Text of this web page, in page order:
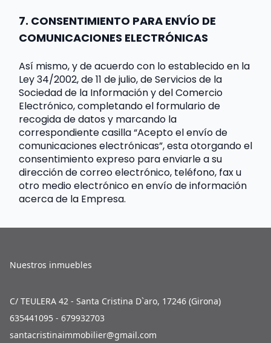
7. CONSENTIMIENTO PARA ENVÍO DE
COMUNICACIONES ELECTRÓNICAS
Así mismo, y de acuerdo con lo establecido en la
Ley 34/2002, de 11 de julio, de Servicios de la
Sociedad de la Información y del Comercio
Electrónico, completando el formulario de
recogida de datos y marcando la
correspondiente casilla “Acepto el envío de
comunicaciones electrónicas”, esta otorgando el
consentimiento expreso para enviarle a su
dirección de correo electrónico, teléfono, fax u
otro medio electrónico en envío de información
acerca de la Empresa.
Nuestros inmuebles
C/ TEULERA 42 - Santa Cristina D`aro, 17246 (Girona)
635441095 - 679932703
santacristinaimmobilier@gmail.com